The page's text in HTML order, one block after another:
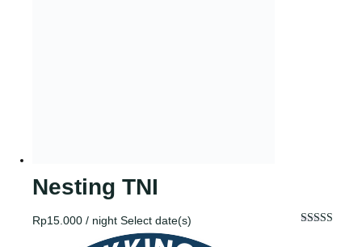
Nesting TNI
Rp15.000 / night Select date(s)